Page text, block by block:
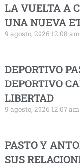
LA VUELTA A
UNA NUEVA
9 agosto, 2026 12:08 am
DEPORTIVO
DEPORTIVO
LIBERTAD
9 agosto, 2026 12:07 am
PASTO Y
SUS